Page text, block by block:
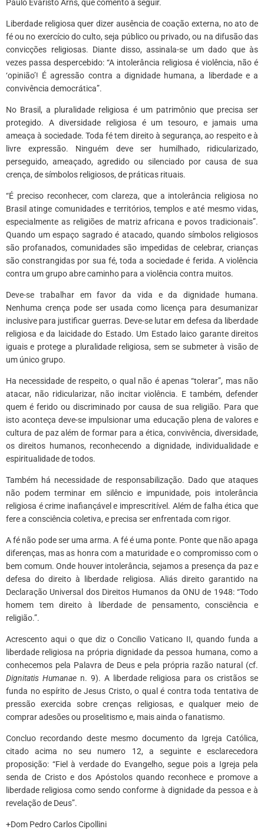
Paulo Evaristo Arns, que comento a seguir.
Liberdade religiosa quer dizer ausência de coação externa, no ato de
fé ou no exercício do culto, seja público ou privado, ou na difusão das
convicções religiosas. Diante disso, assinala-se um dado que às
vezes passa despercebido: “A intolerância religiosa é violência, não é
‘opinião’! É agressão contra a dignidade humana, a liberdade e a
convivência democrática”.
No Brasil, a pluralidade religiosa é um patrimônio que precisa ser
protegido. A diversidade religiosa é um tesouro, e jamais uma
ameaça à sociedade. Toda fé tem direito à segurança, ao respeito e à
livre expressão. Ninguém deve ser humilhado, ridicularizado,
perseguido, ameaçado, agredido ou silenciado por causa de sua
crença, de símbolos religiosos, de práticas rituais.
“É preciso reconhecer, com clareza, que a intolerância religiosa no
Brasil atinge comunidades e territórios, templos e até mesmo vidas,
especialmente as religiões de matriz africana e povos tradicionais”.
Quando um espaço sagrado é atacado, quando símbolos religiosos
são profanados, comunidades são impedidas de celebrar, crianças
são constrangidas por sua fé, toda a sociedade é ferida. A violência
contra um grupo abre caminho para a violência contra muitos.
Deve-se trabalhar em favor da vida e da dignidade humana.
Nenhuma crença pode ser usada como licença para desumanizar
inclusive para justificar guerras. Deve-se lutar em defesa da liberdade
religiosa e da laicidade do Estado. Um Estado laico garante direitos
iguais e protege a pluralidade religiosa, sem se submeter à visão de
um único grupo.
Ha necessidade de respeito, o qual não é apenas “tolerar”, mas não
atacar, não ridicularizar, não incitar violência. E também, defender
quem é ferido ou discriminado por causa de sua religião. Para que
isto aconteça deve-se impulsionar uma educação plena de valores e
cultura de paz além de formar para a ética, convivência, diversidade,
os direitos humanos, reconhecendo a dignidade, individualidade e
espiritualidade de todos.
Também há necessidade de responsabilização. Dado que ataques
não podem terminar em silêncio e impunidade, pois intolerância
religiosa é crime inafiançável e imprescritível. Além de falha ética que
fere a consciência coletiva, e precisa ser enfrentada com rigor.
A fé não pode ser uma arma. A fé é uma ponte. Ponte que não apaga
diferenças, mas as honra com a maturidade e o compromisso com o
bem comum. Onde houver intolerância, sejamos a presença da paz e
defesa do direito à liberdade religiosa. Aliás direito garantido na
Declaração Universal dos Direitos Humanos da ONU de 1948: “Todo
homem tem direito à liberdade de pensamento, consciência e
religião.”.
Acrescento aqui o que diz o Concilio Vaticano II, quando funda a
liberdade religiosa na própria dignidade da pessoa humana, como a
conhecemos pela Palavra de Deus e pela própria razão natural (cf.
Dignitatis Humanaen. 9). A liberdade religiosa para os cristãos se
funda no espírito de Jesus Cristo, o qual é contra toda tentativa de
pressão exercida sobre crenças religiosas, e qualquer meio de
comprar adesões ou proselitismo e, mais ainda o fanatismo.
Concluo recordando deste mesmo documento da Igreja Católica,
citado acima no seu numero 12, a seguinte e esclarecedora
proposição: “Fiel à verdade do Evangelho, segue pois a Igreja pela
senda de Cristo e dos Apóstolos quando reconhece e promove a
liberdade religiosa como sendo conforme à dignidade da pessoa e à
revelação de Deus”.
+Dom Pedro Carlos Cipollini